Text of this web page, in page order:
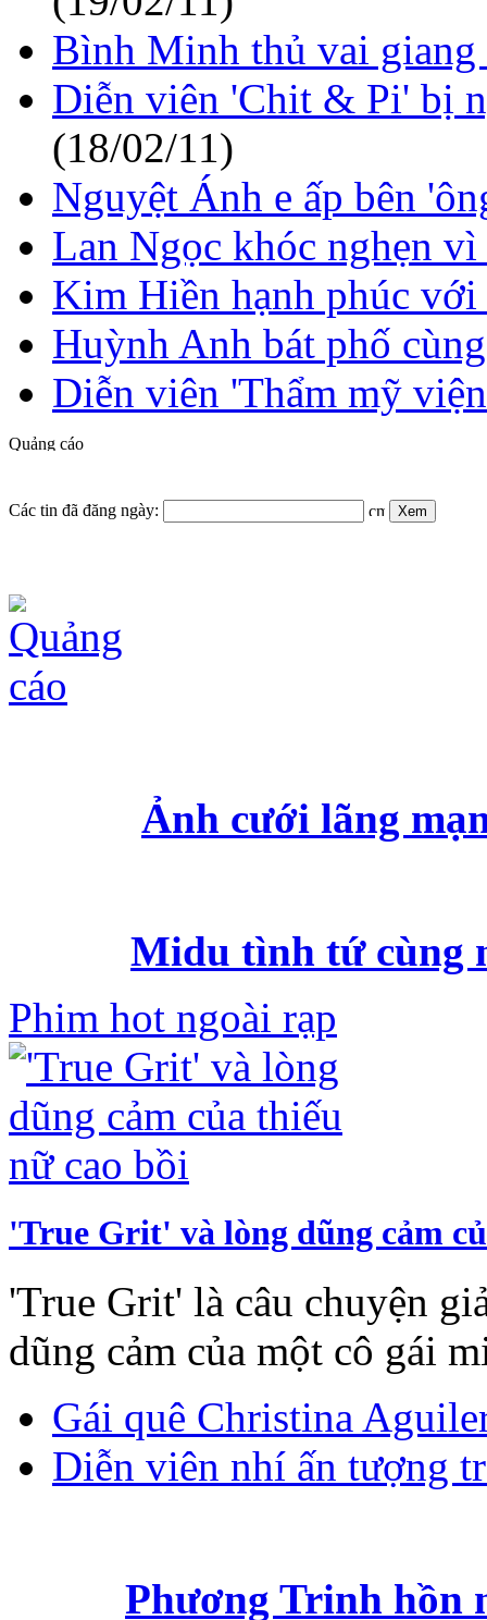
Bình Minh thủ vai giang
Diễn viên 'Chit & Pi' bị
(18/02/11)
Nguyệt Ánh e ấp bên
Lan Ngọc khóc nghẹn
Kim Hiền hạnh phúc
Huỳnh Anh bát phố
Diễn viên 'Thẩm mỹ
Các tin đã đăng ngày:
Ảnh cưới lãng
Midu tình tứ cùng
Phim hot ngoài rạp
'True Grit' và lòng dũng cảm
'True Grit' là câu chuyện
dũng cảm của một cô gái
Gái quê Christina
Diễn viên nhí ấn tượng
Phương Trinh hồn